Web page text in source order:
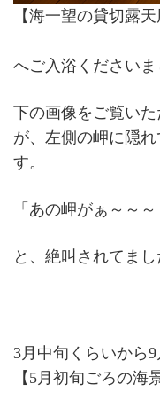
【海一望の貸切露天
へご入浴くださいま
下の画像をご覧い
が、左側の岬に隠
す。
「あの岬がぁ～～～
と、絶叫されてまし
3月中旬くらいから
【5月初旬ごろの海